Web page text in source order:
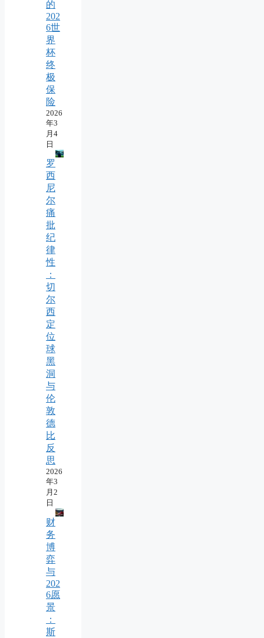
的
202
6世
界
杯
终
极
保
险
2026
年3
月4
日
罗
西
尼
尔
痛
批
纪
律
性
：
切
尔
西
定
位
球
黑
洞
与
伦
敦
德
比
反
思
2026
年3
月2
日
财
务
博
弈
与
202
6愿
景
：
斯